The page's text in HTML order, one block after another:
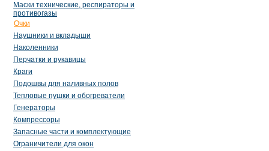
Маски технические, респираторы и
противогазы
Очки
Наушники и вкладыши
Наколенники
Перчатки и рукавицы
Краги
Подошвы для наливных полов
Тепловые пушки и обогреватели
Генераторы
Компрессоры
Запасные части и комплектующие
Ограничители для окон